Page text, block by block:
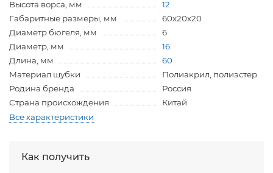
Высота ворса, мм
12
Габаритные размеры, мм
60х20х20
Диаметр бюгеля, мм
6
Диаметр, мм
16
Длина, мм
60
Материал шубки
Полиакрил, полиэстер
Родина бренда
Россия
Страна происхождения
Китай
Все характеристики
Как получить